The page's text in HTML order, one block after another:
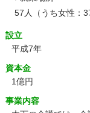
57人（うち女性：
設立
平成7年
資本金
1億円
事業内容